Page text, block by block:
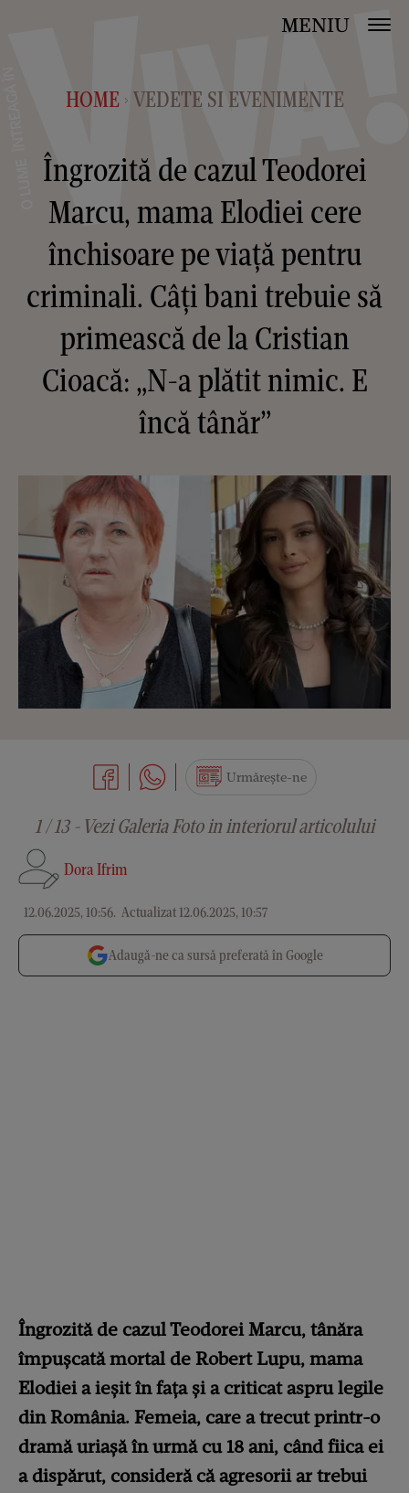
MENIU
HOME > VEDETE SI EVENIMENTE
Îngrozită de cazul Teodorei
Marcu, mama Elodiei cere
închisoare pe viață pentru
criminali. Câți bani trebuie să
primească de la Cristian
Cioacă: „N-a plătit nimic. E
încă tânăr”
Dora Ifrim
12.06.2025, 10:56. Actualizat 12.06.2025, 10:57
Urmărește-ne
1 / 13 - Vezi Galeria Foto in interiorul articolului
Adaugă-ne ca sursă preferată în Google
Îngrozită de cazul Teodorei Marcu, tânăra
împușcată mortal de Robert Lupu, mama
Elodiei a ieșit în fața și a criticat aspru legile
din România. Femeia, care a trecut printr-o
dramă uriașă în urmă cu 18 ani, când fiica ei
a dispărut, consideră că agresorii ar trebui